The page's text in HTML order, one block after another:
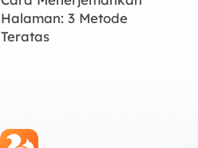
Halaman: 3 Metode
Teratas